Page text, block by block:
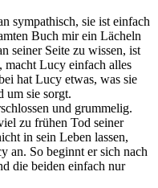
sympathisch, sie ist einfach
Buch mir ein Lächeln
seiner Seite zu wissen, ist
macht Lucy einfach alles
hat Lucy etwas, was sie
um sie sorgt.
und grummelig.
zu frühen Tod seiner
in sein Leben lassen,
an. So beginnt er sich nach
die beiden einfach nur